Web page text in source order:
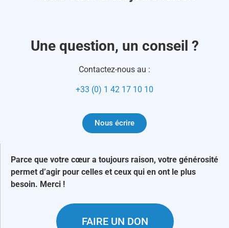
Une question, un conseil ?
Contactez-nous au :
+33 (0) 1 42 17 10 10
Nous écrire
Parce que votre cœur a toujours raison, votre générosité
permet d’agir pour celles et ceux qui en ont le plus
besoin. Merci !
FAIRE UN DON